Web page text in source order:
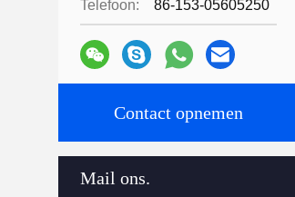
Telefoon: 86-153-05605250
Contact opnemen
Mail ons.